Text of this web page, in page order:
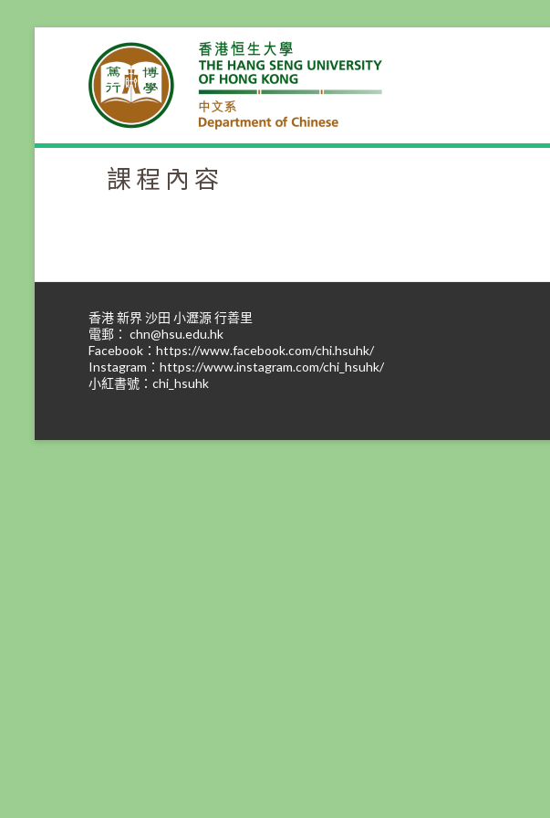
課程內容
香港 新界 沙田 小瀝源 行善里
電郵： chn@hsu.edu.hk
Facebook： https://www.facebook.com/chi.hsuhk/
Instagram： https://www.instagram.com/chi_hsuhk/
小紅書號：chi_hsuhk